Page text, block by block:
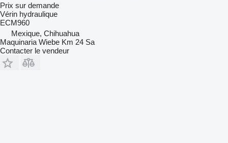
Prix sur demande
Vérin hydraulique
ECM960
Mexique, Chihuahua
Maquinaria Wiebe Km 24 Sa
Contacter le vendeur